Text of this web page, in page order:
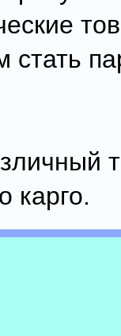
стать
карго.